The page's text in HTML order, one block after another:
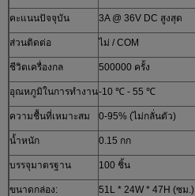
คะแนนปัจจุบัน 3A @ 36V DC สูงสุด
ส่วนติดต่อ ไม่ / COM
ชีวิตเครื่องกล 500000 ครั้ง
อุณหภูมิในการทำงาน-10 ℃ - 55 ℃
ความชื้นที่เหมาะสม 0-95% (ไม่กลั่นตัว)
น้ำหนัก 0.15 กก
บรรจุมาตรฐาน 100 ชิ้น
ขนาดกล่อง: 51L * 24W * 47H (ซม.)